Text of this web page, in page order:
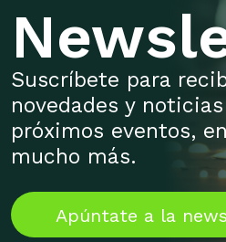
Suscríbete para
novedades y noticias
próximos eventos,
mucho más.
Apúntate a la